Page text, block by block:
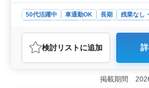
50代活躍中 車通勤OK 長期
残業なし
おすすめポイント
＜長野市での自動車整備メカニック募
める自動車整備メカニックの募集です
工場で定期点検整備や車検対応などの業
す。50代以上の経験豊富な方々が活躍
検討リスト に追加
掲載期間